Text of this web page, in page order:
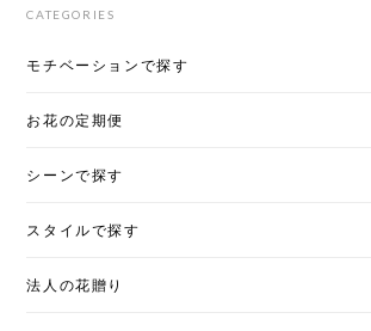
CATEGORIES
モチベーションで探す
お花の定期便
シーンで探す
スタイルで探す
法人の花贈り